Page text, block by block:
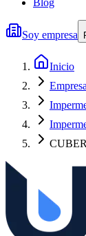
Blog
Soy empresa
Inicio